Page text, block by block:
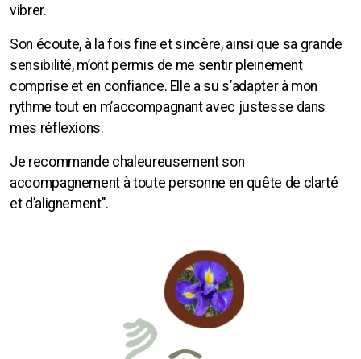
vibrer.
Son écoute, à la fois fine et sincère, ainsi que sa grande
sensibilité, m’ont permis de me sentir pleinement
comprise et en confiance. Elle a su s’adapter à mon
rythme tout en m’accompagnant avec justesse dans
mes réflexions.
Je recommande chaleureusement son
accompagnement à toute personne en quête de clarté
et d’alignement".